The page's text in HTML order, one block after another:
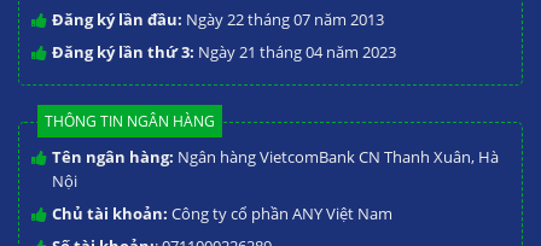
Đăng ký lần đầu: Ngày 22 tháng 07 năm 2013
Đăng ký lần thứ 3: Ngày 21 tháng 04 năm 2023
THÔNG TIN NGÂN HÀNG
Tên ngân hàng: Ngân hàng VietcomBank CN Thanh Xuân, Hà
Nội
Chủ tài khoản: Công ty cổ phần ANY Việt Nam